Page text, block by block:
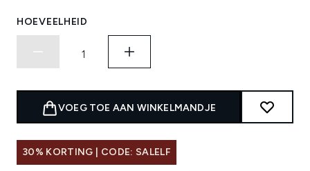
HOEVEELHEID
VOEG TOE AAN WINKELMANDJE
30% KORTING | CODE: SALELF